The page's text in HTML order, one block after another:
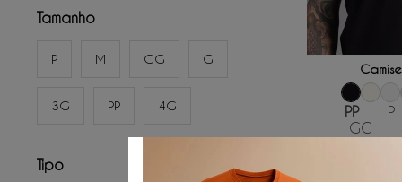
Tamanho
P M GG G
3G PP 4G
Tipo
ADICIONAR
PP P
GG